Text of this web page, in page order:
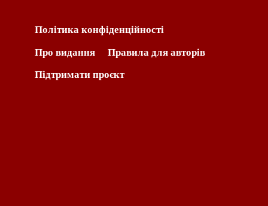
Політика конфіденційності
Про видання
Правила для авторів
Підтримати проєкт